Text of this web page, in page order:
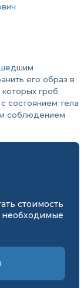
его образ в
гроб
состоянием тела
соблюдением
стоимость
необходимые